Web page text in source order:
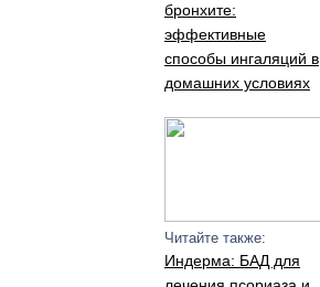
бронхите:
эффективные
способы ингаляций в
домашних условиях
Читайте также:
Индерма: БАД для